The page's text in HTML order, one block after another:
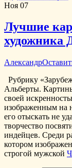
Ноя 07
Лучшие
художника
Александр
Рубрику
Альберты.
своей
изображенным на
его отыскать не
творчество
индейцев. Среди
котором
строгой мужской